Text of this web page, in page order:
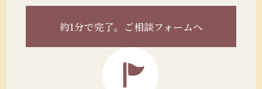
約1分で完了。 ご相談フォームへ